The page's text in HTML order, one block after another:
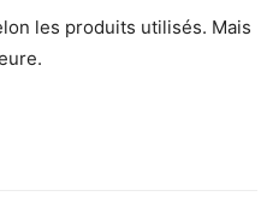
les produits utilisés. Mais